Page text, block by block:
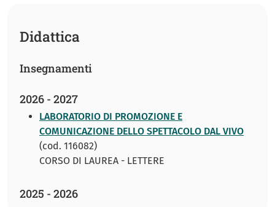
Didattica
Insegnamenti
2026 - 2027
LABORATORIO DI PROMOZIONE E
COMUNICAZIONE DELLO SPETTACOLO DAL VIVO
(cod. 116082)
CORSO DI LAUREA - LETTERE
2025 - 2026